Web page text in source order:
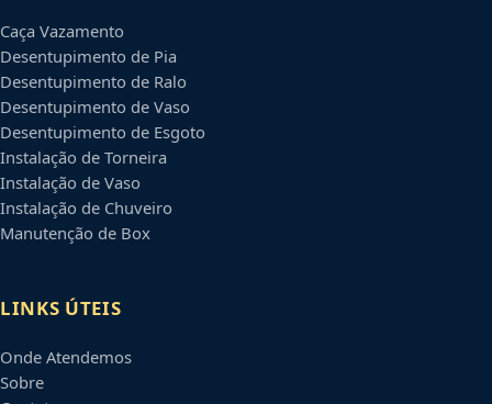
Caça Vazamento
Desentupimento de Pia
Desentupimento de Ralo
Desentupimento de Vaso
Desentupimento de Esgoto
Instalação de Torneira
Instalação de Vaso
Instalação de Chuveiro
Manutenção de Box
LINKS ÚTEIS
Onde Atendemos
Sobre